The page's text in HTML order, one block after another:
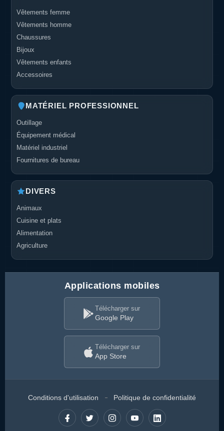
Vêtements femme
Vêtements homme
Chaussures
Bijoux
Vêtements enfants
Accessoires
MATÉRIEL PROFESSIONNEL
Outillage
Équipement médical
Matériel industriel
Fournitures de bureau
DIVERS
Animaux
Cuisine et plats
Alimentation
Agriculture
Applications mobiles
Télécharger sur
Google Play
Télécharger sur
App Store
Conditions d'utilisation Politique de confidentialité